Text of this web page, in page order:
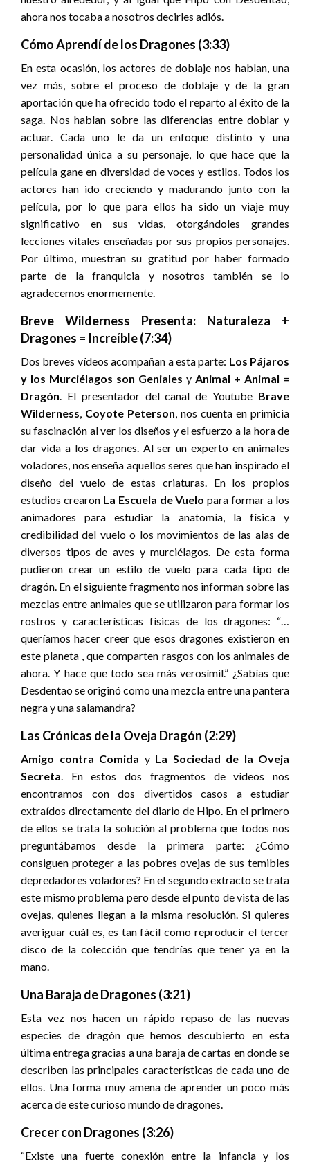
ahora nos tocaba a nosotros decirles adiós.
Cómo Aprendí de los Dragones (3:33)
En esta ocasión, los actores de doblaje nos hablan, una
vez más, sobre el proceso de doblaje y de la gran
aportación que ha ofrecido todo el reparto al éxito de la
saga. Nos hablan sobre las diferencias entre doblar y
actuar. Cada uno le da un enfoque distinto y una
personalidad única a su personaje, lo que hace que la
película gane en diversidad de voces y estilos. Todos los
actores han ido creciendo y madurando junto con la
película, por lo que para ellos ha sido un viaje muy
significativo en sus vidas, otorgándoles grandes
lecciones vitales enseñadas por sus propios personajes.
Por último, muestran su gratitud por haber formado
parte de la franquicia y nosotros también se lo
agradecemos enormemente.
Breve Wilderness Presenta: Naturaleza +
Dragones = Increíble (7:34)
Dos breves vídeos acompañan a esta parte: Los Pájaros
y los Murciélagos son Geniales y Animal + Animal =
Dragón. El presentador del canal de Youtube Brave
Wilderness, Coyote Peterson, nos cuenta en primicia
su fascinación al ver los diseños y el esfuerzo a la hora de
dar vida a los dragones. Al ser un experto en animales
voladores, nos enseña aquellos seres que han inspirado el
diseño del vuelo de estas criaturas. En los propios
estudios crearon La Escuela de Vuelo para formar a los
animadores para estudiar la anatomía, la física y
credibilidad del vuelo o los movimientos de las alas de
diversos tipos de aves y murciélagos. De esta forma
pudieron crear un estilo de vuelo para cada tipo de
dragón. En el siguiente fragmento nos informan sobre las
mezclas entre animales que se utilizaron para formar los
rostros y características físicas de los dragones: “…
queríamos hacer creer que esos dragones existieron en
este planeta , que comparten rasgos con los animales de
ahora. Y hace que todo sea más verosímil.” ¿Sabías que
Desdentao se originó como una mezcla entre una pantera
negra y una salamandra?
Las Crónicas de la Oveja Dragón (2:29)
Amigo contra Comida y La Sociedad de la Oveja
Secreta. En estos dos fragmentos de vídeos nos
encontramos con dos divertidos casos a estudiar
extraídos directamente del diario de Hipo. En el primero
de ellos se trata la solución al problema que todos nos
preguntábamos desde la primera parte: ¿Cómo
consiguen proteger a las pobres ovejas de sus temibles
depredadores voladores? En el segundo extracto se trata
este mismo problema pero desde el punto de vista de las
ovejas, quienes llegan a la misma resolución. Si quieres
averiguar cuál es, es tan fácil como reproducir el tercer
disco de la colección que tendrías que tener ya en la
mano.
Una Baraja de Dragones (3:21)
Esta vez nos hacen un rápido repaso de las nuevas
especies de dragón que hemos descubierto en esta
última entrega gracias a una baraja de cartas en donde se
describen las principales características de cada uno de
ellos. Una forma muy amena de aprender un poco más
acerca de este curioso mundo de dragones.
Crecer con Dragones (3:26)
“Existe una fuerte conexión entre la infancia y los